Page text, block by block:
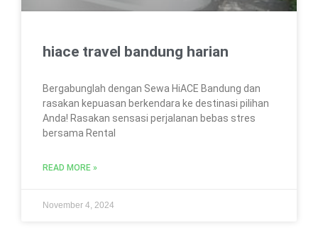
hiace travel bandung harian
Bergabunglah dengan Sewa HiACE Bandung dan
rasakan kepuasan berkendara ke destinasi pilihan
Anda! Rasakan sensasi perjalanan bebas stres
bersama Rental
READ MORE »
November 4, 2024